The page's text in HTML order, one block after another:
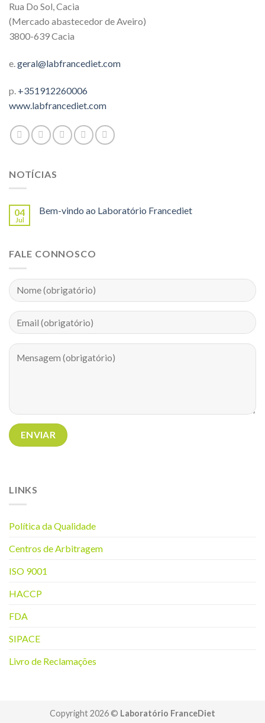
Rua Do Sol, Cacia
(Mercado abastecedor de Aveiro)
3800-639 Cacia
e.geral@labfrancediet.com
p. +351912260006
www.labfrancediet.com
NOTÍCIAS
04
Jul
Bem-vindo ao Laboratório Francediet
FALE CONNOSCO
LINKS
Política da Qualidade
Centros de Arbitragem
ISO 9001
HACCP
FDA
SIPACE
Livro de Reclamações
Copyright 2026 © Laboratório FranceDiet